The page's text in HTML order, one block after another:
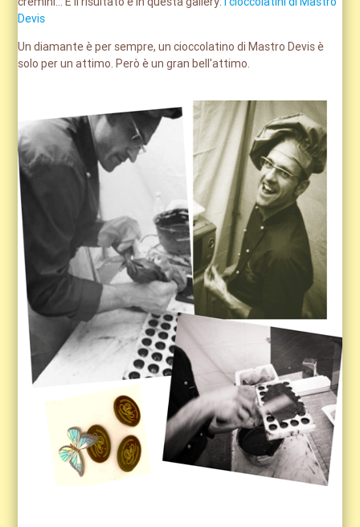
Devis
Un diamante è per sempre, un cioccolatino di Mastro Devis è
solo per un attimo. Però è un gran bell'attimo.